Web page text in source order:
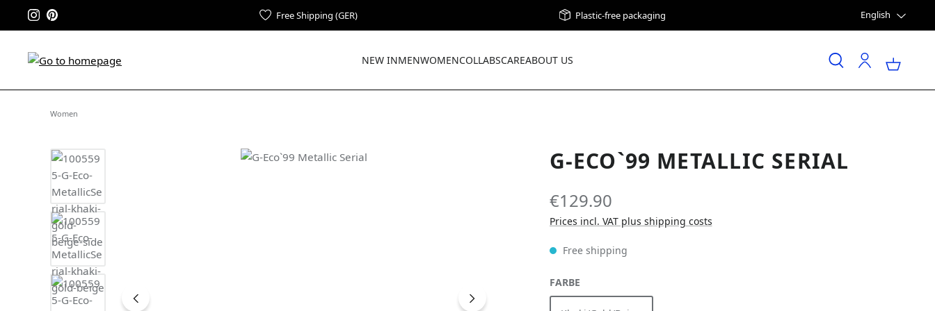
Free Shipping (GER) Plastic-free packaging English
NEW INMENWOMENCOLLABSCAREABOUT US
Women
Skip image gallery G-ECO`99 METALLIC SERIAL
€129.90
Prices incl. VAT plus shipping costs
Free shipping
SELECT
FARBE